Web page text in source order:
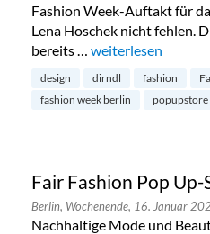
Fashion Week-Auftakt für
Lena Hoschek nicht fehlen.
bereits … „Lena Hoschek
weiterlesen
design dirndl fashion
fashion week berlin
popupstore
Fair Fashion Pop
Berlin, Wochenende, 16. Januar
Nachhaltige Mode und